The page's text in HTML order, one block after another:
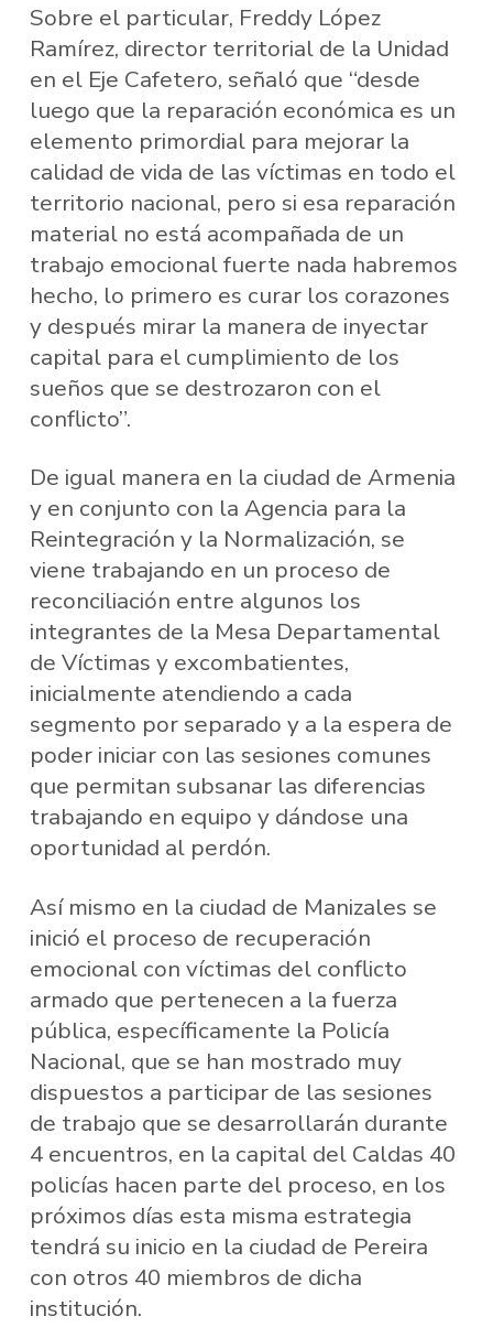
Sobre el particular, Freddy López
Ramírez, director territorial de la Unidad
en el Eje Cafetero, señaló que “desde
luego que la reparación económica es un
elemento primordial para mejorar la
calidad de vida de las víctimas en todo el
territorio nacional, pero si esa reparación
material no está acompañada de un
trabajo emocional fuerte nada habremos
hecho, lo primero es curar los corazones
y después mirar la manera de inyectar
capital para el cumplimiento de los
sueños que se destrozaron con el
conflicto”.
De igual manera en la ciudad de Armenia
y en conjunto con la Agencia para la
Reintegración y la Normalización, se
viene trabajando en un proceso de
reconciliación entre algunos los
integrantes de la Mesa Departamental
de Víctimas y excombatientes,
inicialmente atendiendo a cada
segmento por separado y a la espera de
poder iniciar con las sesiones comunes
que permitan subsanar las diferencias
trabajando en equipo y dándose una
oportunidad al perdón.
Así mismo en la ciudad de Manizales se
inició el proceso de recuperación
emocional con víctimas del conflicto
armado que pertenecen a la fuerza
pública, específicamente la Policía
Nacional, que se han mostrado muy
dispuestos a participar de las sesiones
de trabajo que se desarrollarán durante
4 encuentros, en la capital del Caldas 40
policías hacen parte del proceso, en los
próximos días esta misma estrategia
tendrá su inicio en la ciudad de Pereira
con otros 40 miembros de dicha
institución.